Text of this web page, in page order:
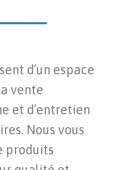
d’un espace
vente
et d’entretien
Nous vous
produits